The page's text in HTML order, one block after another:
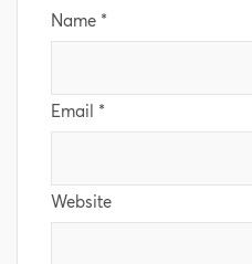
Name *
Email *
Website